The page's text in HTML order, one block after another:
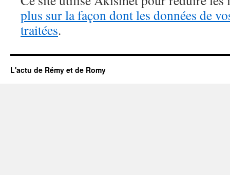
plus sur la façon dont les données de
traitées.
L'actu de Rémy et de Romy